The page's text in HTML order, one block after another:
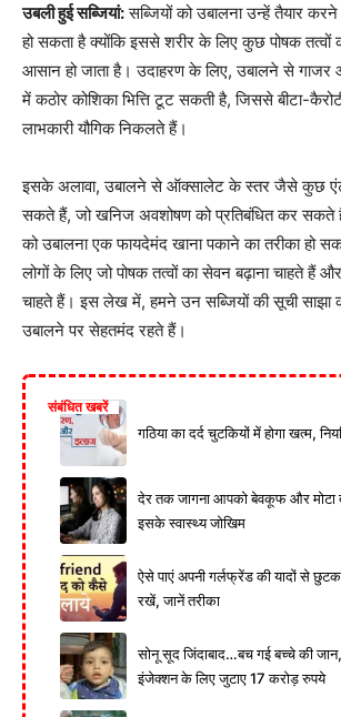
उबली हुई सब्जियां:सब्जियों को उबालना उन्हें तैयार
हो सकता है क्योंकि इससे शरीर के लिए कुछ पोषक तत्वों
आसान हो जाता है। उदाहरण के लिए, उबालने से गाजर
में कठोर कोशिका भित्ति टूट सकती है, जिससे बीटा-
लाभकारी यौगिक निकलते हैं।
इसके अलावा, उबालने से ऑक्सालेट के स्तर जैसे कुछ
सकते हैं, जो खनिज अवशोषण को प्रतिबंधित कर सकते
को उबालना एक फायदेमंद खाना पकाने का तरीका हो
लोगों के लिए जो पोषक तत्वों का सेवन बढ़ाना चाहते हैं
चाहते हैं। इस लेख में, हमने उन सब्जियों की सूची साझा
उबालने पर सेहतमंद रहते हैं।
संबंधित खबरें
गठिया का दर्द चुटकियों में होगा खत्म,
देर तक जागना आपको बेवकूफ और मोटा
इसके स्वास्थ्य जोखिम
ऐसे पाएं अपनी गर्लफ्रेंड की यादों से
रखें, जानें तरीका
सोनू सूद जिंदाबाद…बच गई बच्चे की
इंजेक्शन के लिए जुटाए 17 करोड़ रुपये